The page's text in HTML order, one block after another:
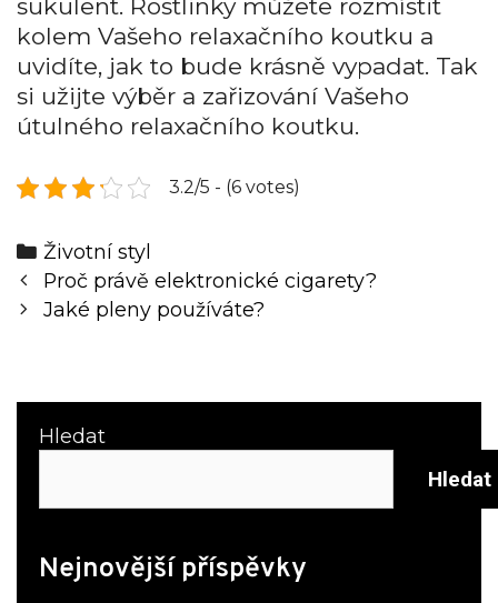
sukulent. Rostlinky můžete rozmístit
kolem Vašeho relaxačního koutku a
uvidíte, jak to bude krásně vypadat. Tak
si užijte výběr a zařizování Vašeho
útulného relaxačního koutku.
3.2/5 - (6 votes)
Categories
Životní styl
Post
navigation
Proč právě elektronické cigarety?
Jaké pleny používáte?
Hledat
Hledat
Nejnovější příspěvky